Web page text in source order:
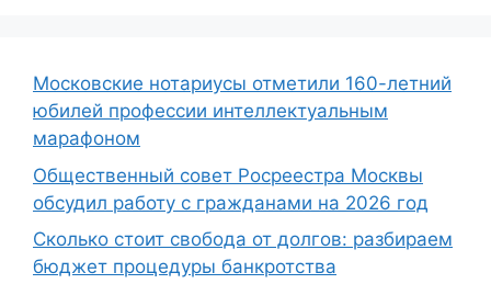
Московские нотариусы отметили 160-летний
юбилей профессии интеллектуальным
марафоном
Общественный совет Росреестра Москвы
обсудил работу с гражданами на 2026 год
Сколько стоит свобода от долгов: разбираем
бюджет процедуры банкротства